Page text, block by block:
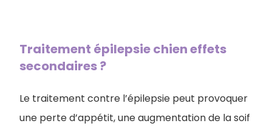
Traitement épilepsie chien effets
secondaires ?
Le traitement contre l’épilepsie peut provoquer
une perte d’appétit, une augmentation de la soif